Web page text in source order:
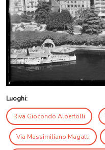
Luoghi:
Riva Giocondo Albertolli
Via Massimiliano Magatti